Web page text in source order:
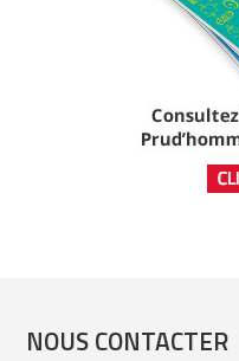
NOUS CONTACTER